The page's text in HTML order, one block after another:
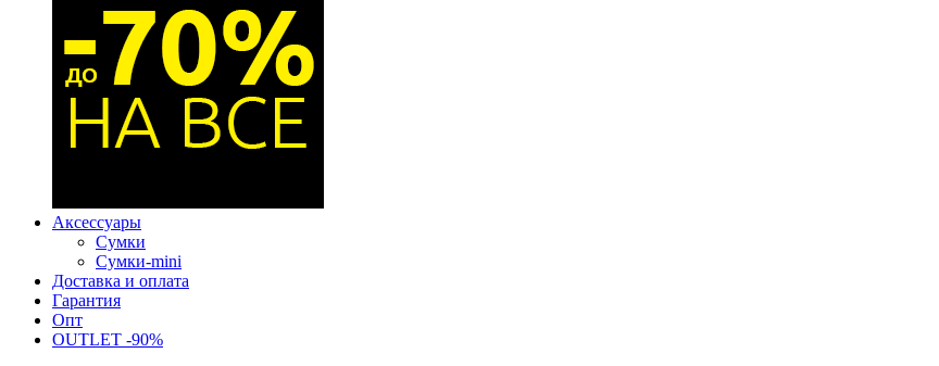
Аксессуары
Сумки
Сумки-mini
Доставка и оплата
Гарантия
Опт
OUTLET -90%